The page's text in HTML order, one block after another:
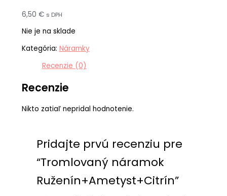
6,50 € s DPH
Nie je na sklade
Kategória: Náramky
Recenzie (0)
Recenzie
Nikto zatiaľ nepridal hodnotenie.
Pridajte prvú recenziu pre
“Tromlovaný náramok
Ruženín+Ametyst+Citrín”